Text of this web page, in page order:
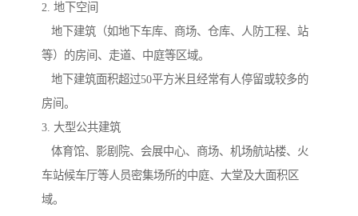
2. 地下空间
地下建筑（如地下车库、商场、仓库、人防工程、站
等）的房间、走道、中庭等区域。
地下建筑面积超过50平方米且经常有人停留或较多的
房间。
3. 大型公共建筑
体育馆、影剧院、会展中心、商场、机场航站楼、火
车站候车厅等人员密集场所的中庭、大堂及大面积区
域。